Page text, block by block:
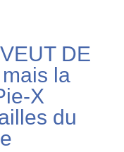
DE
la
X
du